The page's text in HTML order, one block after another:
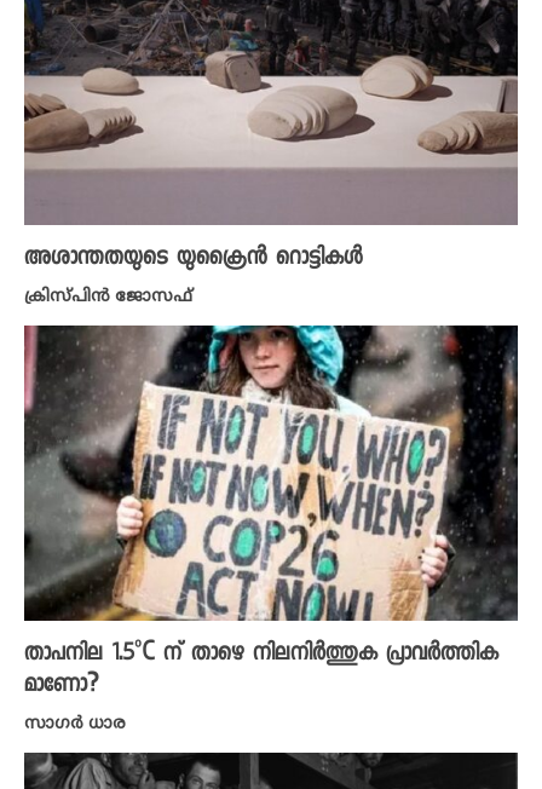
അശാന്തതയുടെ യുക്രൈൻ റൊട്ടികൾ
ക്രിസ്പിൻ ജോസഫ്
താപനില 1.5°C ന് താഴെ നിലനിർത്തുക പ്രാവർത്തിക
മാണോ?
സാഗർ ധാര